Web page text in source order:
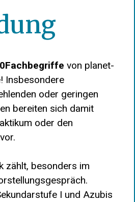
von planet-
Insbesondere
oder geringen
bereiten sich damit
oder den
zählt, besonders im
I und Azubis